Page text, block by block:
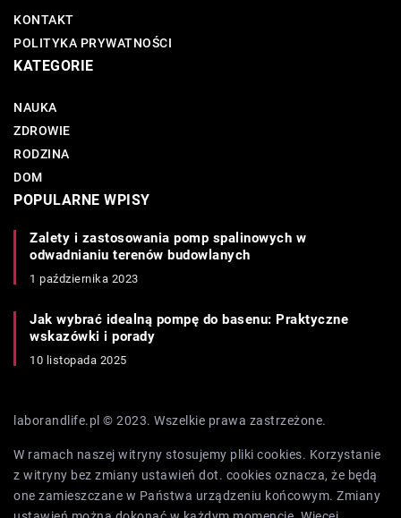
KONTAKT
POLITYKA PRYWATNOŚCI
KATEGORIE
NAUKA
ZDROWIE
RODZINA
DOM
POPULARNE WPISY
Zalety i zastosowania pomp spalinowych w
odwadnianiu terenów budowlanych
1 października 2023
Jak wybrać idealną pompę do basenu: Praktyczne
wskazówki i porady
10 listopada 2025
laborandlife.pl © 2023. Wszelkie prawa zastrzeżone.
W ramach naszej witryny stosujemy pliki cookies. Korzystanie
z witryny bez zmiany ustawień dot. cookies oznacza, że będą
one zamieszczane w Państwa urządzeniu końcowym. Zmiany